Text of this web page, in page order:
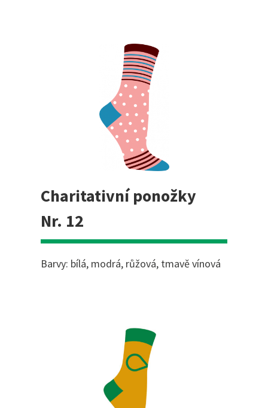
Charitativní ponožky
Nr. 12
Barvy: bílá, modrá, růžová, tmavě vínová